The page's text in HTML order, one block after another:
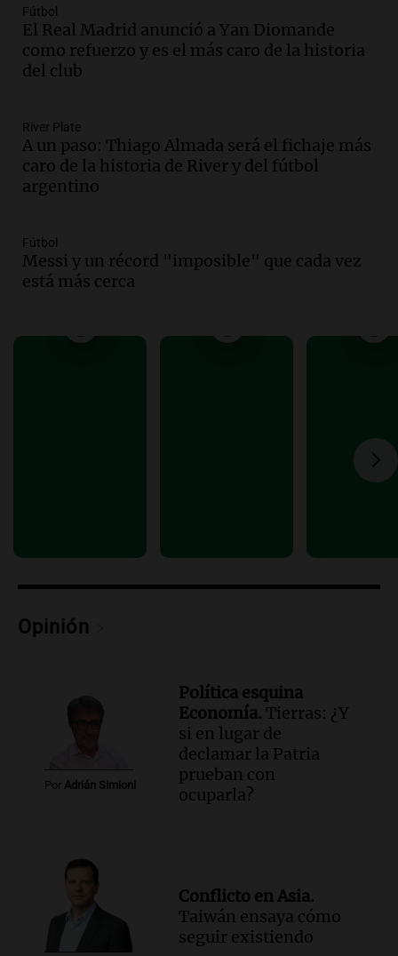
la ciudad tras la tragedia
Panorama Federal
Episodios
explosión en edificio de Montiagudo
Panorama Federal
Episodios
Audio.
en Tucumán
Panorama Federal
Episodios
causan daños
Yacanto
Episodios
Fútbol
El Real Madrid anunció a Yan Diomande
como refuerzo y es el más caro de la historia
del club
River Plate
A un paso: Thiago Almada será el fichaje más
caro de la historia de River y del fútbol
argentino
Fútbol
Messi y un récord "imposible" que cada vez
está más cerca
Opinión
Por Adrián Simioni
Política esquina
Economía. Tierras: ¿Y
si en lugar de
declamar la Patria
prueban con
ocuparla?
Conflicto en Asia.
Taiwán ensaya cómo
seguir existiendo